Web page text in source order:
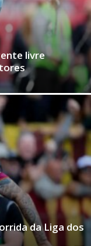
livre
da Liga dos